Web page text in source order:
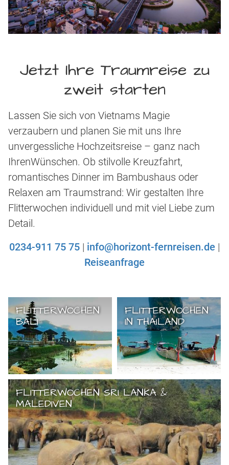
Jetzt Ihre Traumreise zu
zweit starten
Lassen Sie sich von Vietnams Magie
verzaubern und planen Sie mit uns Ihre
unvergessliche Hochzeitsreise – ganz nach
IhrenWünschen. Ob stilvolle Kreuzfahrt,
romantisches Dinner im Bambushaus oder
Relaxen am Traumstrand: Wir gestalten Ihre
Flitterwochen individuell und mit viel Liebe zum
Detail.
0234-911 75 75 | info@horizont-fernreisen.de |
Reiseanfrage
FLITTERWOCHEN
BALI
FLITTERWOCHEN
IN THAILAND
FLITTERWOCHEN SRI LANKA &
MALEDIVEN